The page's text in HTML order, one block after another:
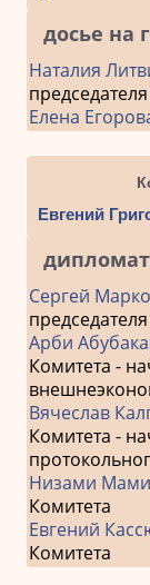
досье на
Наталия
председателя
Елена
Евгений
Сергей
председателя
Арби
Комитета -
Вячеслав
Комитета -
Низами
Комитета
Евгений
Комитета